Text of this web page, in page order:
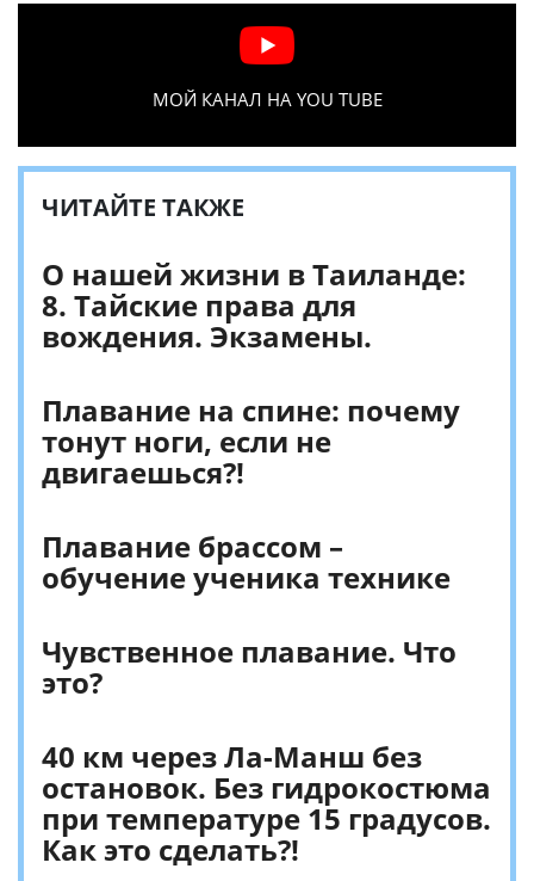
МОЙ КАНАЛ НА YOU TUBE
ЧИТАЙТЕ ТАКЖЕ
О нашей жизни в Таиланде:
8. Тайские права для
вождения. Экзамены.
Плавание на спине: почему
тонут ноги, если не
двигаешься?!
Плавание брассом –
обучение ученика технике
Чувственное плавание. Что
это?
40 км через Ла-Манш без
остановок. Без гидрокостюма
при температуре 15 градусов.
Как это сделать?!